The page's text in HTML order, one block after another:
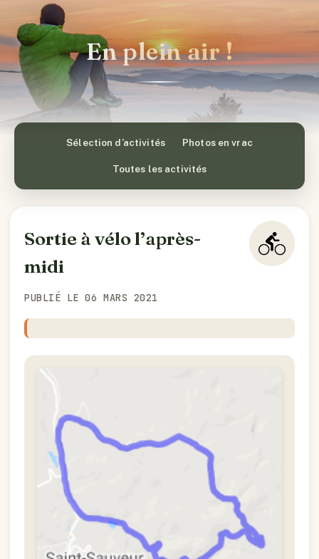
En plein air !
Sélection d’activités Photos en vrac
Toutes les activités
Sortie à vélo l’après-
midi
PUBLIÉ LE 06 MARS 2021